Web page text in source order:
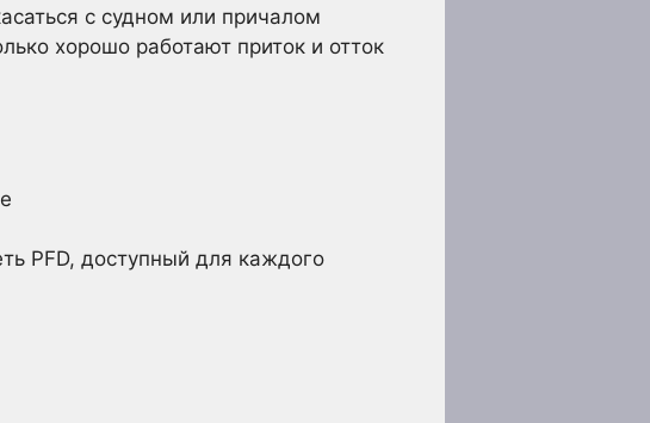
с судном или причалом
хорошо работают приток и отток
PFD, доступный для каждого